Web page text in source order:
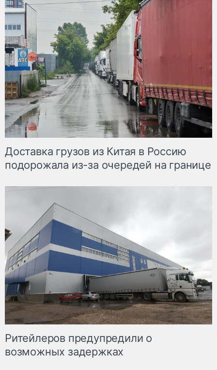
Доставка грузов из Китая в Россию
подорожала из-за очередей на границе
Ритейлеров предупредили о
возможных задержках